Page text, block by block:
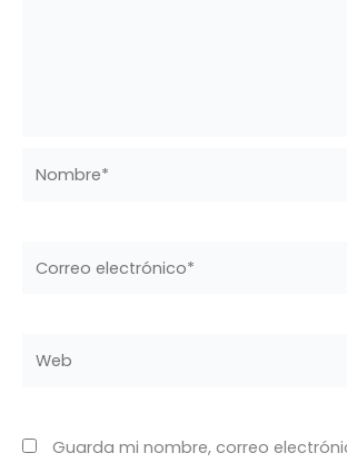
electrónico*
Guarda mi nombre, correo